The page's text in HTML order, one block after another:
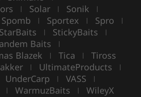
| Solar | Sonik |
Spomb | Sportex | Spro |
StarBaits | StickyBaits |
Baits |
Blazek | Tica | Tiross
| UltimateProducts |
UnderCarp | VASS |
| WarmuzBaits | WileyX